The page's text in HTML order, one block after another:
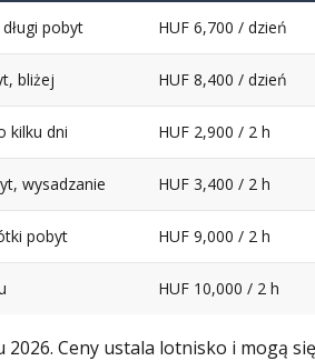
pobyt HUF 6,700 / dzień
bliżej HUF 8,400 / dzień
kilku dni HUF 2,900 / 2 h
wysadzanie HUF 3,400 / 2 h
pobyt HUF 9,000 / 2 h
HUF 10,000 / 2 h
Ceny ustala lotnisko i mogą się